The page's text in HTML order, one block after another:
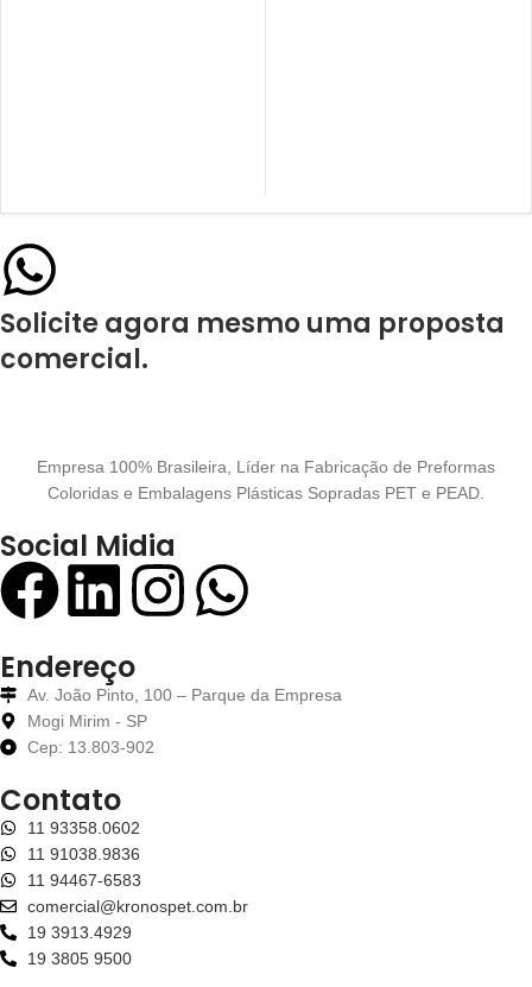
Solicite agora mesmo uma proposta
comercial.
Empresa 100% Brasileira, Líder na Fabricação de Preformas
Coloridas e Embalagens Plásticas Sopradas PET e PEAD.
Social Midia
Endereço
Av. João Pinto, 100 – Parque da Empresa
Mogi Mirim - SP
Cep: 13.803-902
Contato
11 93358.0602
11 91038.9836
11 94467-6583
comercial@kronospet.com.br
19 3913.4929
19 3805 9500